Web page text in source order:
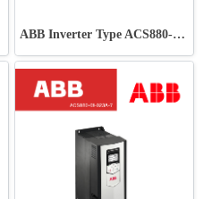
ABB Inverter Type ACS880-01-017A-3